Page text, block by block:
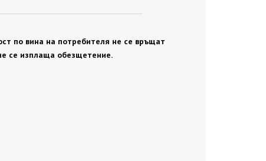
по вина на потребителя не се връщат
се изплаща обезщетение.